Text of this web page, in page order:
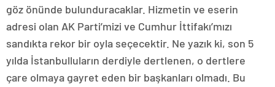
göz önünde bulunduracaklar. Hizmetin ve eserin
adresi olan AK Parti’mizi ve Cumhur İttifakı’mızı
sandıkta rekor bir oyla seçecektir. Ne yazık ki, son 5
yılda İstanbulluların derdiyle dertlenen, o dertlere
çare olmaya gayret eden bir başkanları olmadı. Bu